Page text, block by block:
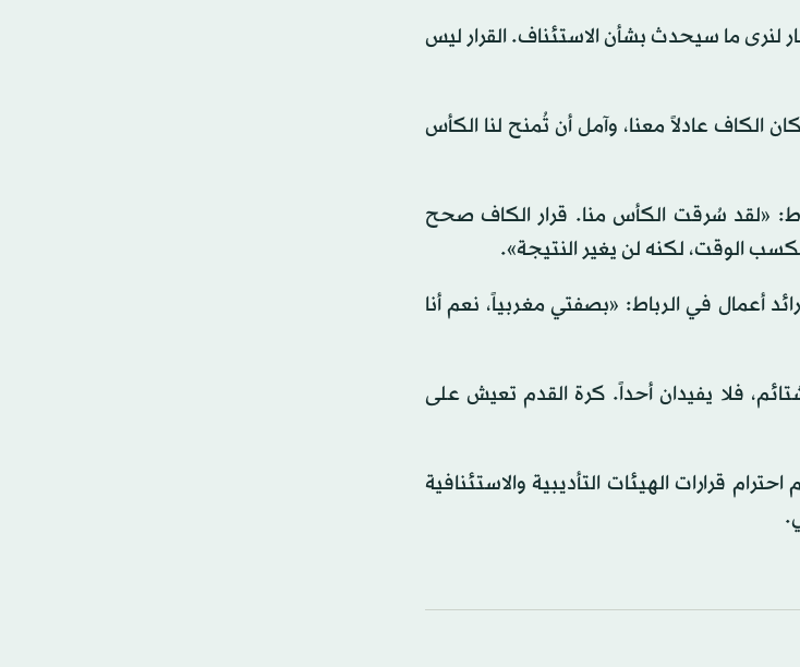
لنرى ما سيحدث بشأن الاستئناف. القرار ‌ليس
عادلاً معنا، وآمل أن تُمنح ⁠لنا الكأس
«لقد سُرقت الكأس منا. قرار الكاف صحح
الوقت، لكنه لن يغير النتيجة».
أعمال في الرباط: «بصفتي مغربياً، نعم أنا
فلا يفيدان أحداً. كرة القدم تعيش على
قرارات الهيئات التأديبية والاستئنافية